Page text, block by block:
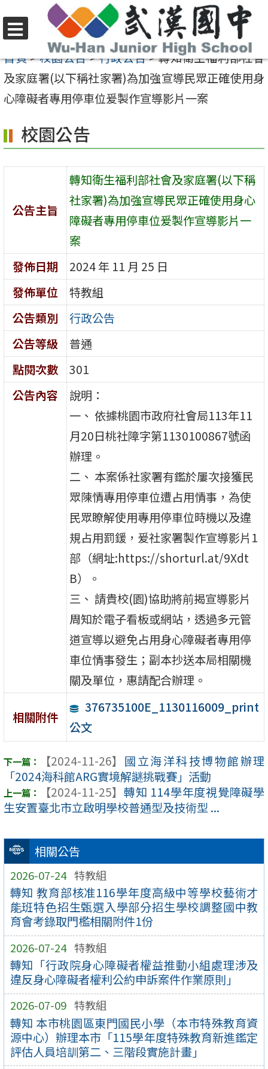
至
要
內
區
選
單
首頁>校園公告>行政公告>轉知衛生福利部社會
及家庭署(以下稱社家署)為加強宣導民眾正確使用身
心障礙者專用停車位爰製作宣導影片一案
相關公告
2026-07-24 特教組
轉知 教育部核准116學年度高級中等學校藝術才
能班特色招生甄選入學部分招生學校調整國中教
育會考錄取門檻相關附件1份
2026-07-24 特教組
轉知「行政院身心障礙者權益推動小組處理涉及
違反身心障礙者權利公約申訴案件作業原則」
2026-07-09 特教組
轉知 本市桃園區東門國民小學（本市特殊教育資
源中心）辦理本市「115學年度特殊教育新進鑑定
評估人員培訓第二、三階段實施計畫」
校園公告
公告主旨
轉知衛生福利部社會及家庭署(以下稱
社家署)為加強宣導民眾正確使用身心
障礙者專用停車位爰製作宣導影片一
案
發佈日期
2024 年 11 月 25 日
發佈單位
特教組
公告類別
行政公告
公告等級
普通
點閱次數
301
公告內容
說明：
一、 依據桃園市政府社會局113年11
月20日桃社障字第1130100867號函
辦理。
二、 本案係社家署有鑑於屢次接獲民
眾陳情專用停車位遭占用情事，為使
民眾瞭解使用專用停車位時機以及違
規占用罰鍰，爰社家署製作宣導影片1
部（網址:https://shorturl.at/9Xdt
B）。
三、 請貴校(園)協助將前揭宣導影片
周知於電子看板或網站，透過多元管
道宣導以避免占用身心障礙者專用停
車位情事發生；副本抄送本局相關機
關及單位，惠請配合辦理。
相關附件
376735100E_1130116009_print
公文
【2024-11-26】 國立海洋科技博物館辦理
「2024海科館ARG實境解謎挑戰賽」活動
【2024-11-25】 轉知 114學年度視覺障礙學
生安置臺北市立啟明學校普通型及技術型 ...